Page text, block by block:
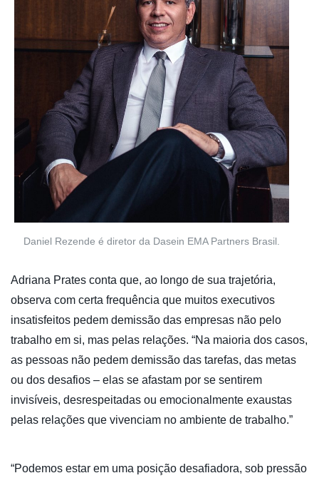
Daniel Rezende é diretor da Dasein EMA Partners Brasil.
Adriana Prates conta que, ao longo de sua trajetória,
observa com certa frequência que muitos executivos
insatisfeitos pedem demissão das empresas não pelo
trabalho em si, mas pelas relações. “Na maioria dos casos,
as pessoas não pedem demissão das tarefas, das metas
ou dos desafios – elas se afastam por se sentirem
invisíveis, desrespeitadas ou emocionalmente exaustas
pelas relações que vivenciam no ambiente de trabalho.”
“Podemos estar em uma posição desafiadora, sob pressão